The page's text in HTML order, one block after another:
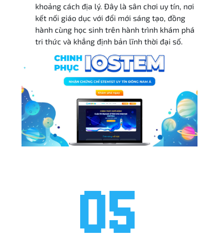
khoảng cách địa lý. Đây là sân chơi uy tín, nơi
kết nối giáo dục với đổi mới sáng tạo, đồng
hành cùng học sinh trên hành trình khám phá
tri thức và khẳng định bản lĩnh thời đại số.
05